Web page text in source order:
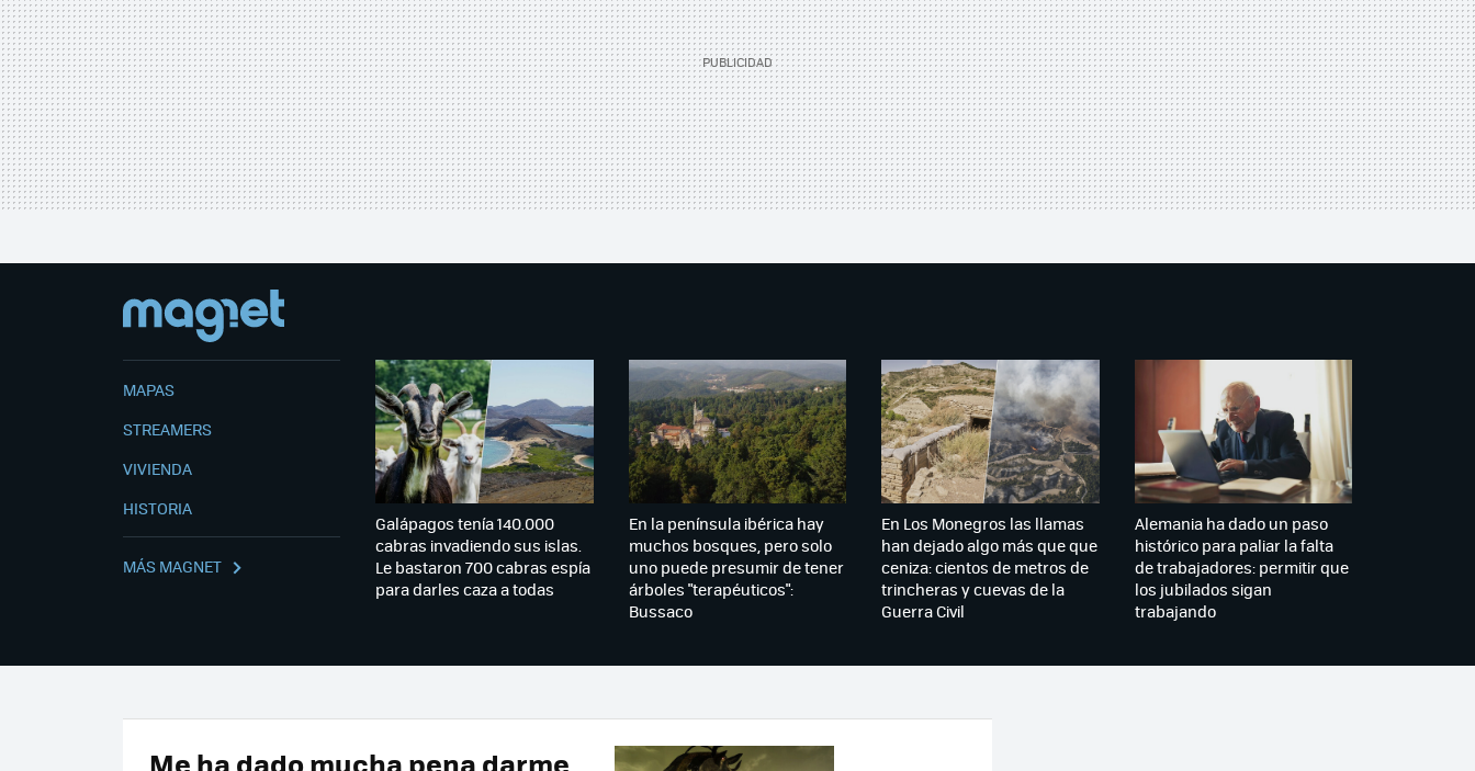
MAPAS
STREAMERS
VIVIENDA
HISTORIA
MÁS MAGNET
Galápagos tenía 140.000
cabras invadiendo sus islas.
Le bastaron 700 cabras espía
para darles caza a todas
En la península ibérica hay
muchos bosques, pero solo
uno puede presumir de tener
árboles "terapéuticos":
Bussaco
En Los Monegros las llamas
han dejado algo más que que
ceniza: cientos de metros de
trincheras y cuevas de la
Guerra Civil
Alemania ha dado un paso
histórico para paliar la falta
de trabajadores: permitir que
los jubilados sigan
trabajando